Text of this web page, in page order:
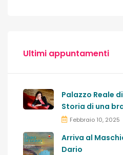
Ultimi appuntamenti
Palazzo Reale
Storia di una
Febbraio 10, 2025
Arriva al
Dario